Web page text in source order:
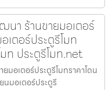
นา ร้านขายมอเตอร์
เตอร์ประตูรีโมท
ท ประตูรีโมท.net
มอเตอร์ประตูรีโมทราคาโดน
นมอเตอร์ประตูรี